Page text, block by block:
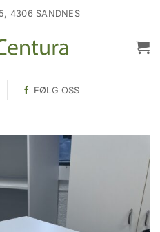
4306 SANDNES
FØLG OSS